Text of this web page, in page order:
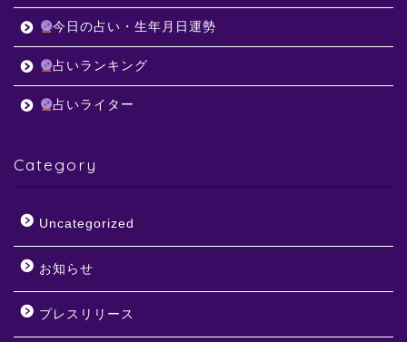
今日の占い・生年月日運勢
占いランキング
占いライター
Category
Uncategorized
お知らせ
プレスリリース